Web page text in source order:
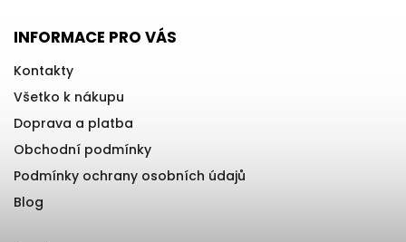
INFORMACE PRO VÁS
Kontakty
Všetko k nákupu
Doprava a platba
Obchodní podmínky
Podmínky ochrany osobních údajů
Blog